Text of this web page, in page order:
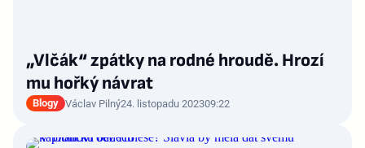
„Vlčák“ zpátky na rodné hroudě. Hrozí
mu hořký návrat
Blogy Václav Pilný24. listopadu 202309:22